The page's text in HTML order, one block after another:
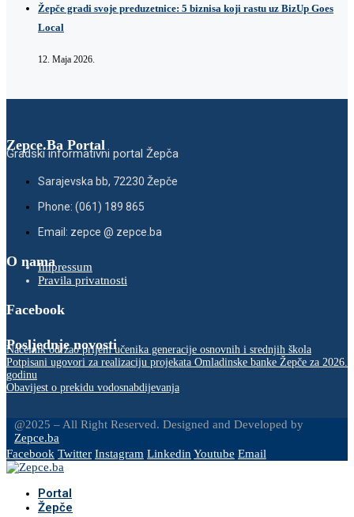
Žepče gradi svoje preduzetnice: 5 biznisa koji rastu uz BizUp Goes
Local
12. Maja 2026.
Zepce.Ba Portal
Gradski informativni portal Žepča
Sarajevska bb, 72230 Žepče
Phone: (061) 189 865
Email: zepce @ zepce.ba
O namaImpressum
Pravila privatnosti
Facebook
Posljednje novosti
Načelnik održao prijem učenika generacije osnovnih i srednjih škola
Potpisani ugovori za realizaciju projekata Omladinske banke Žepče za 2026.
godinu
Obavijest o prekidu vodosnabdijevanja
@2025 – All Right Reserved. Designed and Developed by
Zepce.ba
Facebook Twitter Instagram Linkedin Youtube Email
Portal
Žepče